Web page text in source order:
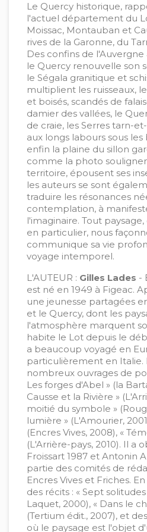
Le Quercy historique,
l'actuel département du
Moissac, Montauban et
rives de la Garonne, du
Des confins de
le Quercy renouvelle son
le Ségala granitique et
multiplient les ruisseaux,
et boisés, scandés de
damier des vallées, le
de craie, les Serres tarn-
aux longs labours sous
enfin la plaine du sillon
comme la photo
territoire, épousent ses
les auteurs se sont
traduire les résonances
contemplation, à
l'imaginaire. Tout
en particulier, nous
communique sa vie
voyage intemporel.
L'AUTEUR : Gilles Lades -
est né en 1949 à Figeac.
une jeunesse partagées
et le Quercy, dont les
l'atmosphère marquent
habite le Lot depuis le
a beaucoup voyagé en
particulièrement en Italie.
nombreux ouvrages de
Les forges d'Abel » (la
Causse et la Rivière »
moitié du symbole »
lumière » (L'Amourier,
(Encres Vives, 2008), «
(L'Arrière-pays, 2010). Il a
Froissart 1987 et Antonin
partie des comités de
Encres Vives et Friches.
des récits : « Sept
Laquet, 2000), « Dans le
(Tertium édit., 2007), et
où le paysage est l'objet